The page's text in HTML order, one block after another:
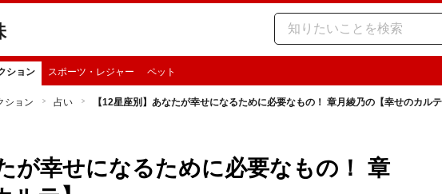
ション スポーツ・レジャー ペット
ション 占い 【12星座別】あなたが幸せになるために必要なもの！ 章月綾乃の【幸せのカル
が幸せになるために必要なもの！ 章